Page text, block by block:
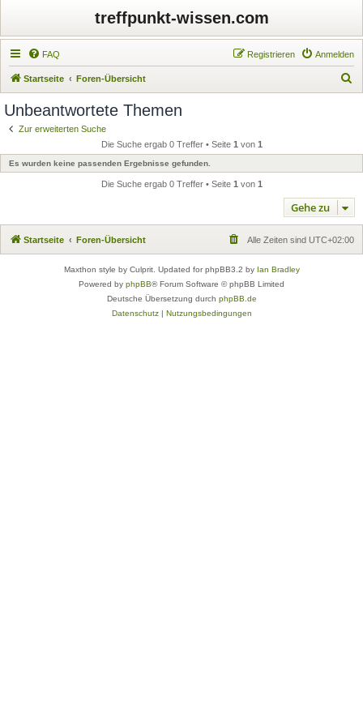
treffpunkt-wissen.com
FAQ Anmelden
Registrieren
Startseite Foren-Übersicht
e
Unbeantwortete Themen
Zur erweiterten Suche
Die Suche ergab 0 Treffer • Seite 1 von 1
Es wurden keine passenden Ergebnisse gefunden.
Die Suche ergab 0 Treffer • Seite 1 von 1
Gehe zu
Startseite Foren-Übersicht Alle Zeiten sind UTC+02:00
Maxthon style by Culprit. Updated for phpBB3.2 by Ian Bradley
Powered by phpBB® Forum Software © phpBB Limited
Deutsche Übersetzung durch phpBB.de
Datenschutz| Nutzungsbedingungen